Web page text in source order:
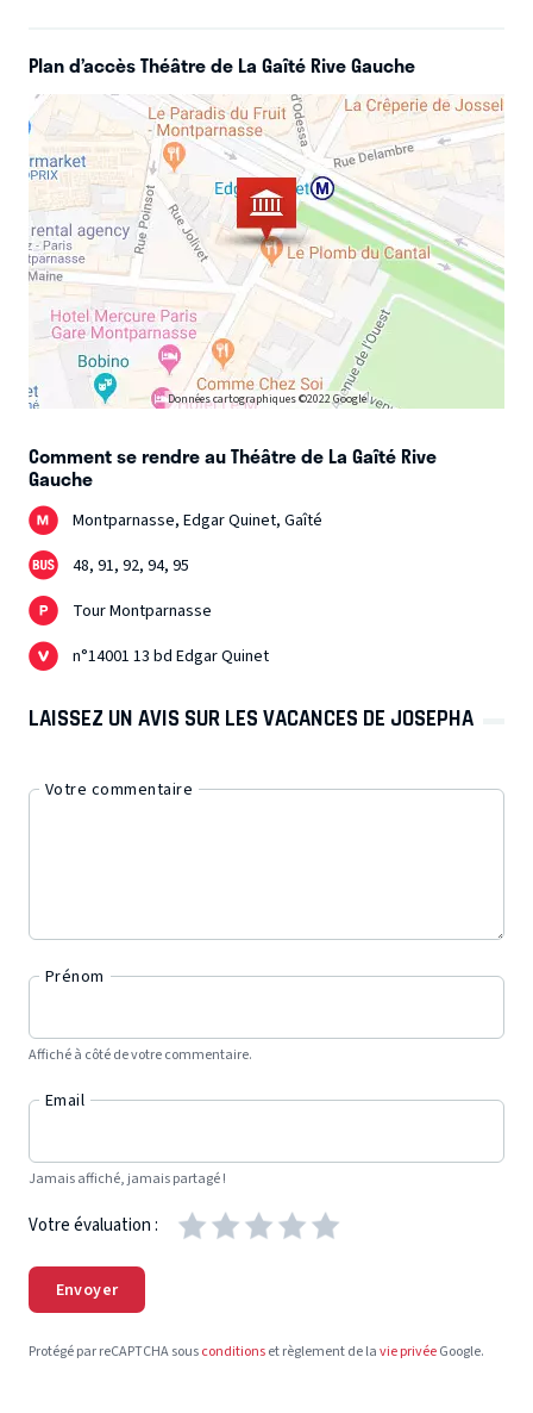
Plan d’accès Théâtre de La Gaîté Rive Gauche
Données cartographiques ©2022 Google
Comment se rendre au Théâtre de La Gaîté Rive
Gauche
Montparnasse, Edgar Quinet, Gaîté
48, 91, 92, 94, 95
Tour Montparnasse
n°14001 13 bd Edgar Quinet
LAISSEZ UN AVIS SUR LES VACANCES DE JOSEPHA
Votre commentaire
Prénom
Affiché à côté de votre commentaire.
Email
Jamais affiché, jamais partagé !
Votre évaluation :
Envoyer
Protégé par reCAPTCHA sousconditionset règlement de lavie privéeGoogle.